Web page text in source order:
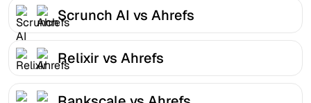
Scrunch AI vs Ahrefs
Relixir vs Ahrefs